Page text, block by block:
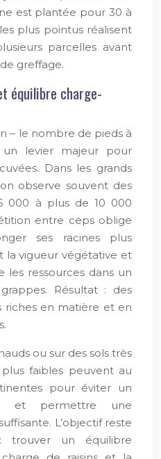
est plantée pour 30 à
plus pointus réalisent
parcelles avant
greffage.
équilibre charge-
– le nombre de pieds à
un levier majeur pour
Dans les grands
observe souvent des
000 à plus de 10 000
entre ceps oblige
ses racines plus
la vigueur végétative et
les ressources dans un
Résultat : des
riches en matière et en
ou sur des sols très
faibles peuvent au
pour éviter un
et permettre une
L’objectif reste
un équilibre